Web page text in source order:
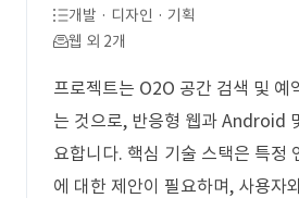
개발 · 디자인 · 기획
웹 외 2개
프로젝트는 O2O 공간 검색 및 예
는 것으로, 반응형 웹과 Android
요합니다. 핵심 기술 스택은 특정
에 대한 제안이 필요하며, 사용자